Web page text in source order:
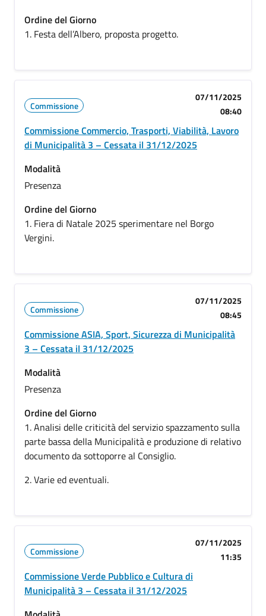
Ordine del Giorno
1. Festa dell’Albero, proposta progetto.
Commissione
07/11/2025
08:40
Commissione Commercio, Trasporti, Viabilità, Lavoro
di Municipalità 3 – Cessata il 31/12/2025
Modalità
Presenza
Ordine del Giorno
1. Fiera di Natale 2025 sperimentare nel Borgo
Vergini.
Commissione
07/11/2025
08:45
Commissione ASIA, Sport, Sicurezza di Municipalità
3 – Cessata il 31/12/2025
Modalità
Presenza
Ordine del Giorno
1. Analisi delle criticità del servizio spazzamento sulla
parte bassa della Municipalità e produzione di relativo
documento da sottoporre al Consiglio.
2. Varie ed eventuali.
Commissione
07/11/2025
11:35
Commissione Verde Pubblico e Cultura di
Municipalità 3 – Cessata il 31/12/2025